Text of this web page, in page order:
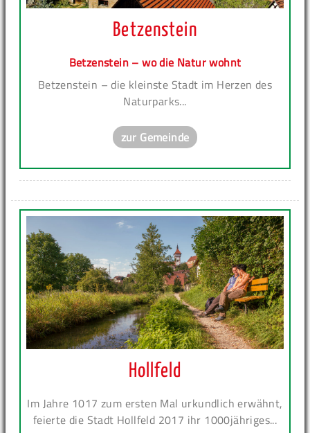
Betzenstein
Betzenstein – wo die Natur wohnt
Betzenstein – die kleinste Stadt im Herzen des
Naturparks...
zur Gemeinde
Hollfeld
Im Jahre 1017 zum ersten Mal urkundlich erwähnt,
feierte die Stadt Hollfeld 2017 ihr 1000jähriges...